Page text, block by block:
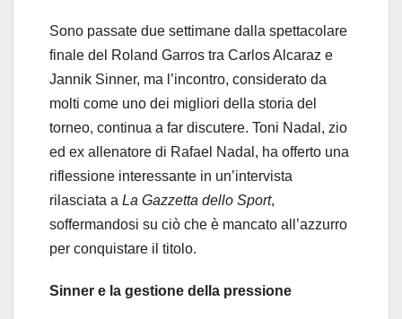
Sono passate due settimane dalla spettacolare
finale del Roland Garros tra Carlos Alcaraz e
Jannik Sinner, ma l’incontro, considerato da
molti come uno dei migliori della storia del
torneo, continua a far discutere. Toni Nadal, zio
ed ex allenatore di Rafael Nadal, ha offerto una
riflessione interessante in un’intervista
rilasciata a La Gazzetta dello Sport,
soffermandosi su ciò che è mancato all’azzurro
per conquistare il titolo.
Sinner e la gestione della pressione